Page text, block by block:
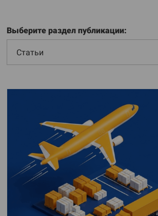
Выберите раздел публикации:
Статьи